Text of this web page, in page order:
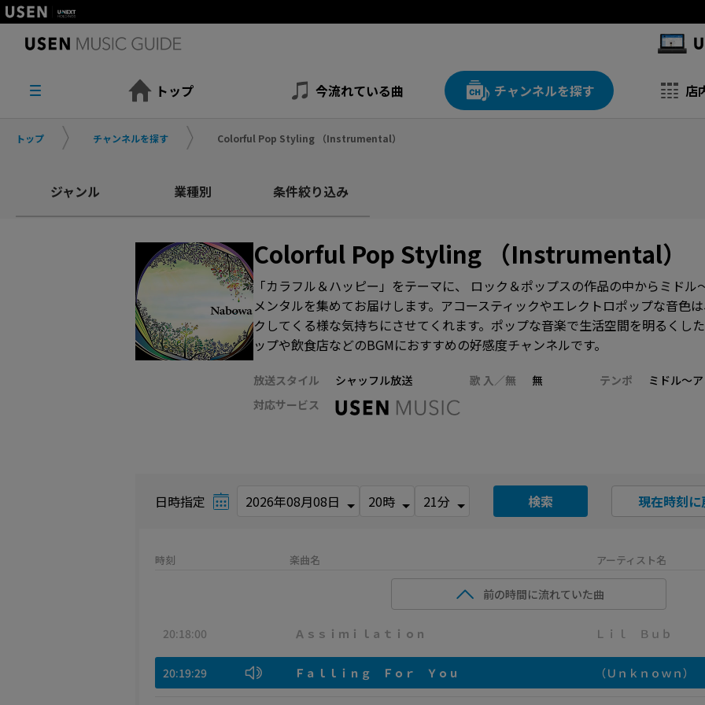
トップ 今流れている曲 チャンネルを探す 店
トップ チャンネルを探す Colorful Pop Styling （Instrumental）
ジャンル 業種別 条件絞り込み
Colorful Pop Styling （Instrumental）
「カラフル＆ハッピー」をテーマに、 ロック＆ポップスの作品の中からミド
メンタルを集めてお届けします。アコースティックやエレクトロポップな音色
クしてくる様な気持ちにさせてくれます。ポップな音楽で生活空間を明るくし
ップや飲食店などのBGMにおすすめの好感度チャンネルです。
放送スタイル シャッフル放送 歌 入／無 無 テンポ
ミドル～
対応サービス
日時指定 検索 現在時刻に
時刻 楽曲名 アーティスト名
前の時間に流れていた曲
20:18:00 Ａｓｓｉｍｉｌａｔｉｏｎ Ｌｉｌ Ｂｕｂ
20:19:29 Ｆａｌｌｉｎｇ Ｆｏｒ Ｙｏｕ （Ｕｎｋｎｏｗｎ）